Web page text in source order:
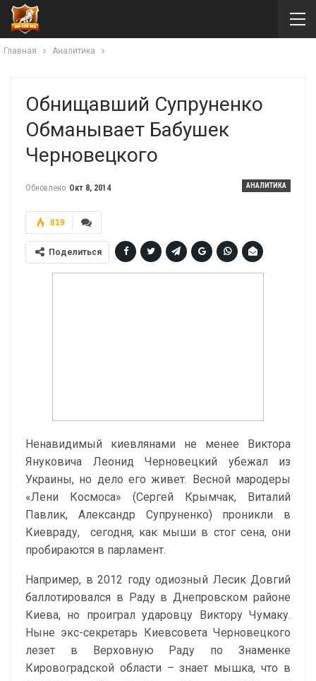
Главная Аналитика
Обнищавший Супруненко
Обманывает Бабушек
Черновецкого
АНАЛИТИКА
Обновлено Окт 8, 2014
819
Поделиться
Ненавидимый киевлянами не менее Виктора
Януковича Леонид Черновецкий убежал из
Украины, но дело его живет. Весной мародеры
«Лени Космоса» (Сергей Крымчак, Виталий
Павлик, Александр Супруненко) проникли в
Киевраду, сегодня, как мыши в стог сена, они
пробираются в парламент.
Например, в 2012 году одиозный Лесик Довгий
баллотировался в Раду в Днепровском районе
Киева, но проиграл ударовцу Виктору Чумаку.
Ныне экс-секретарь Киевсовета Черновецкого
лезет в Верховную Раду по Знаменке
Кировоградской области – знает мышка, что в